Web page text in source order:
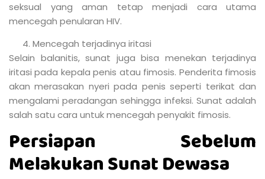
Pilihan utama warga Jakarta saat akan menjalani
tindakan sunat adalah Rumah Sunat dr. Mahdian. Klinik
oleh dr. Mahdian Nur Nasution, Sp.BS yang sudah
terkenal dalam dunia medis
Dr. Mahdian Nur Nasution, Sp.BS sudah aktif dalam
banyak kegiatan sosial saat kuliah. Kini dr. Mahdian Nur
Nasution, Sp.BS berhasil membangun bisnis klinik sunat
terutama saat liburan sekolah. Saat ini Rumah Sunat dr.
Mahdian sudah memiliki 31 cabang yang tersebar di
seluruh Indonesia.